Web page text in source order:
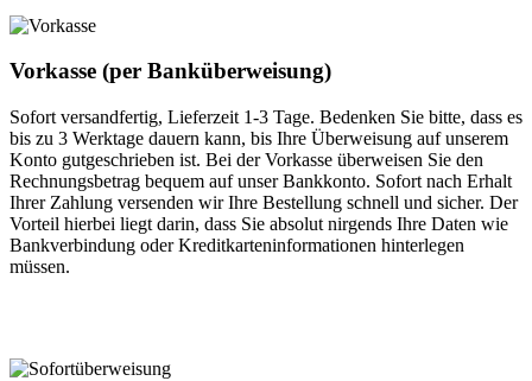
Vorkasse (per Banküberweisung)
Sofort versandfertig, Lieferzeit 1-3 Tage. Bedenken Sie bitte, dass es
bis zu 3 Werktage dauern kann, bis Ihre Überweisung auf unserem
Konto gutgeschrieben ist. Bei der Vorkasse überweisen Sie den
Rechnungsbetrag bequem auf unser Bankkonto. Sofort nach Erhalt
Ihrer Zahlung versenden wir Ihre Bestellung schnell und sicher. Der
Vorteil hierbei liegt darin, dass Sie absolut nirgends Ihre Daten wie
Bankverbindung oder Kreditkarteninformationen hinterlegen
müssen.